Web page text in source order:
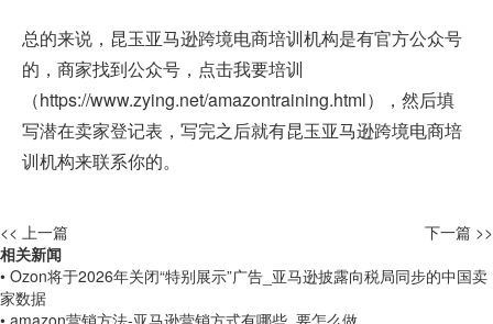
总的来说，昆玉亚马逊跨境电商培训机构是有官方公众号
的，商家找到公众号，点击我要培训
（https://www.zying.net/amazontraining.html），然后填
写潜在卖家登记表，写完之后就有昆玉亚马逊跨境电商培
训机构来联系你的。
<< 上一篇
下一篇 >>
相关新闻
• Ozon将于2026年关闭“特别展示”广告_亚马逊披露向税局同步的中国卖
家数据